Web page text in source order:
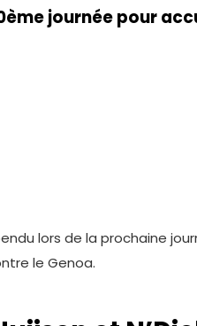
journée pour
lors de la prochaine
le Genoa.